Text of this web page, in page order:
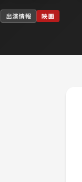
出演情報 映画